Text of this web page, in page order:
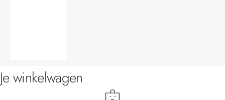
Je winkelwagen